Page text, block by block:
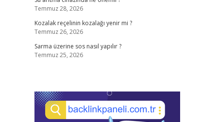
Temmuz 28, 2026
Kozalak reçelinin kozalağı yenir mi ?
Temmuz 26, 2026
Sarma üzerine sos nasıl yapılır ?
Temmuz 25, 2026